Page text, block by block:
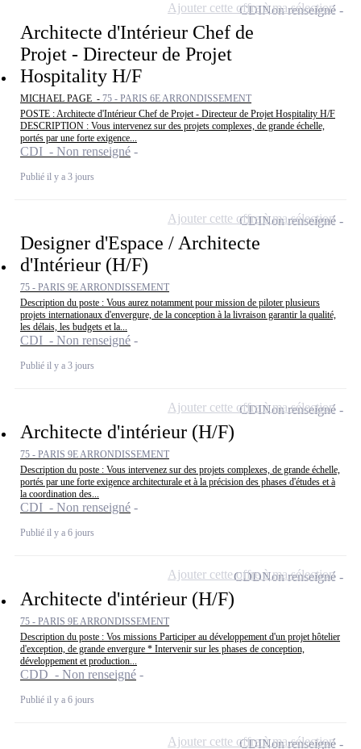
Architecte d'Intérieur Chef de
Projet - Directeur de Projet
Hospitality H/F
MICHAEL PAGE - 75 - PARIS 6E ARRONDISSEMENT
POSTE : Architecte d'Intérieur Chef de Projet - Directeur de Projet Hospitality H/F
DESCRIPTION : Vous intervenez sur des projets complexes, de grande échelle,
portés par une forte exigence...
CDI - Non renseigné
Publié il y a 3 jours
CDINon renseigné
Ajouter cette offre à ma sélection
Designer d'Espace / Architecte
d'Intérieur (H/F)
75 - PARIS 9E ARRONDISSEMENT
Description du poste : Vous aurez notamment pour mission de piloter plusieurs
projets internationaux d'envergure, de la conception à la livraison garantir la qualité,
les délais, les budgets et la...
CDI - Non renseigné
Publié il y a 3 jours
CDINon renseigné
Ajouter cette offre à ma sélection
Architecte d'intérieur (H/F)
75 - PARIS 9E ARRONDISSEMENT
Description du poste : Vous intervenez sur des projets complexes, de grande échelle,
portés par une forte exigence architecturale et à la précision des phases d'études et à
la coordination des...
CDI - Non renseigné
Publié il y a 6 jours
CDINon renseigné
Ajouter cette offre à ma sélection
Architecte d'intérieur (H/F)
75 - PARIS 9E ARRONDISSEMENT
Description du poste : Vos missions Participer au développement d'un projet hôtelier
d'exception, de grande envergure * Intervenir sur les phases de conception,
développement et production...
CDD - Non renseigné
Publié il y a 6 jours
CDDNon renseigné
Ajouter cette offre à ma sélection
CDINon renseigné
Ajouter cette offre à ma sélection